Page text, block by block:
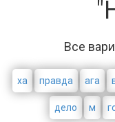
Все
ха правда ага
дело м